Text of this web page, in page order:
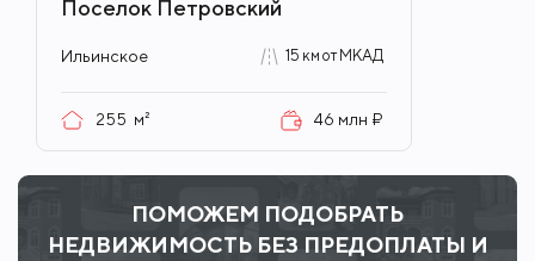
Поселок Петровский
Ильинское 15 км от МКАД
255 м² 46 млн ₽
ПОМОЖЕМ ПОДОБРАТЬ
НЕДВИЖИМОСТЬ БЕЗ ПРЕДОПЛАТЫ И